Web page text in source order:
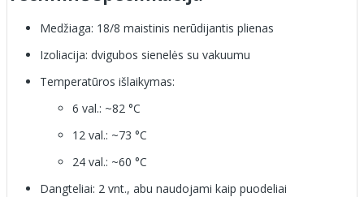
Medžiaga: 18/8 maistinis nerūdijantis plienas
Izoliacija: dvigubos sienelės su vakuumu
Temperatūros išlaikymas:
6 val.: ~82 °C
12 val.: ~73 °C
24 val.: ~60 °C
Dangteliai: 2 vnt., abu naudojami kaip puodeliai